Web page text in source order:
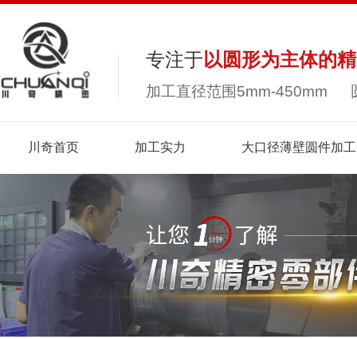
专注于 以圆形为主体的
加工直径范围5mm-450mm
川奇首页 加工实力 大口径薄壁圆件加工